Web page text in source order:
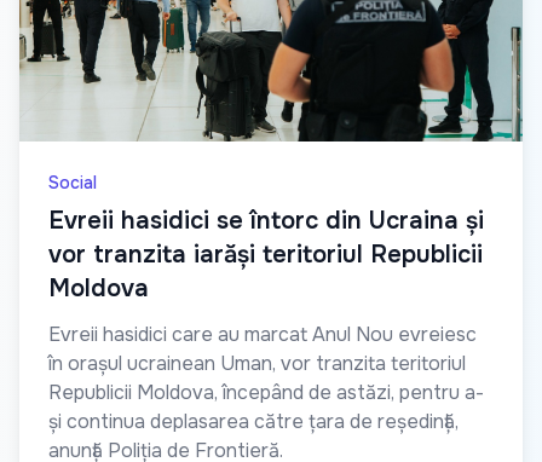
Social
Evreii hasidici se întorc din Ucraina și
vor tranzita iarăși teritoriul Republicii
Moldova
Evreii hasidici care au marcat Anul Nou evreiesc
în orașul ucrainean Uman, vor tranzita teritoriul
Republicii Moldova, începând de astăzi, pentru a-
și continua deplasarea către țara de reședință,
anunță Poliția de Frontieră.